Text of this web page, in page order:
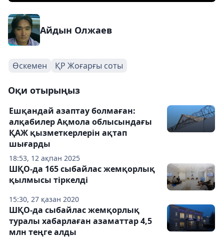
Айдын Олжаев
Өскемен ҚР Жоғарғы соты
Оқи отырыңыз
18:53, 12 ақпан 2025
Ешқандай азаптау болмаған:
алқабилер Ақмола облысындағы
ҚАЖ қызметкерлерін ақтап
шығарды
15:30, 27 қазан 2020
ШҚО-да 165 сыбайлас жемқорлық
қылмысы тіркелді
ШҚО-да сыбайлас жемқорлық
туралы хабарлаған азаматтар 4,5
млн теңге алды